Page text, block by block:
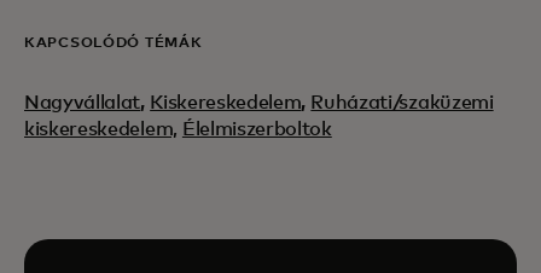
KAPCSOLÓDÓ TÉMÁK
Nagyvállalat, Kiskereskedelem, Ruházati/szaküzemi
kiskereskedelem, Élelmiszerboltok